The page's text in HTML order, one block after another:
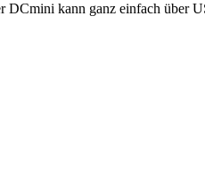
kann ganz einfach über